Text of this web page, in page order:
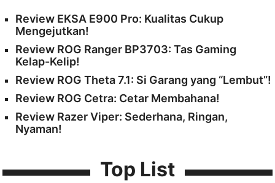
Review EKSA E900 Pro: Kualitas Cukup
Mengejutkan!
Review ROG Ranger BP3703: Tas Gaming
Kelap-Kelip!
Review ROG Theta 7.1: Si Garang yang “Lembut”!
Review ROG Cetra: Cetar Membahana!
Review Razer Viper: Sederhana, Ringan,
Nyaman!
Top List